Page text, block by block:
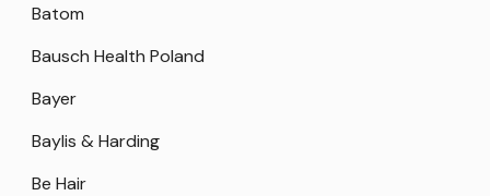
Batom
Bausch Health Poland
Bayer
Baylis & Harding
Be Hair